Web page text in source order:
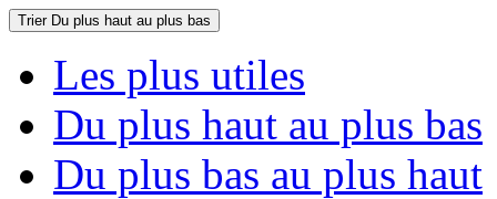
Trier Du plus haut au plus bas
Les plus utiles
Du plus haut au plus bas
Du plus bas au plus haut